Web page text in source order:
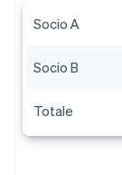
Socio A
Socio B
Totale